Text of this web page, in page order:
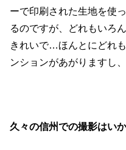
ーで印刷された生地を使
るのですが、どれもいろ
きれいで…ほんとにどれ
ンションがあがりますし
久々の信州での撮影はい